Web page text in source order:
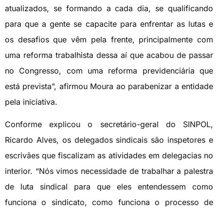
atualizados, se formando a cada dia, se qualificando
para que a gente se capacite para enfrentar as lutas e
os desafios que vêm pela frente, principalmente com
uma reforma trabalhista dessa aí que acabou de passar
no Congresso, com uma reforma previdenciária que
está prevista”, afirmou Moura ao parabenizar a entidade
pela iniciativa.
Conforme explicou o secretário-geral do SINPOL,
Ricardo Alves, os delegados sindicais são inspetores e
escrivães que fiscalizam as atividades em delegacias no
interior. “Nós vimos necessidade de trabalhar a palestra
de luta sindical para que eles entendessem como
funciona o sindicato, como funciona o processo de